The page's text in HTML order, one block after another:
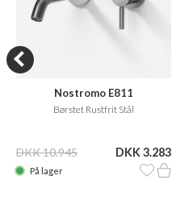
Nostromo E811
håndvaskbatteri til
Børstet Rustfrit Stål
DKK 10.945 DKK 3.283
På lager